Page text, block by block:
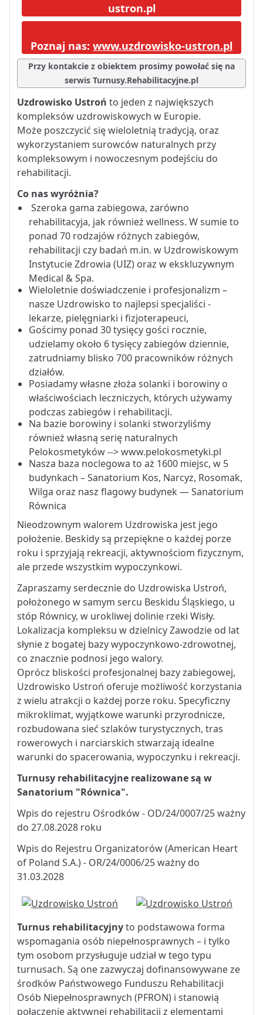
ustron.pl
Poznaj nas: www.uzdrowisko-ustron.pl
Przy kontakcie z obiektem prosimy powołać się na
serwis Turnusy.Rehabilitacyjne.pl
Uzdrowisko Ustroń to jeden z największych
kompleksów uzdrowiskowych w Europie.
Może poszczycić się wieloletnią tradycją, oraz
wykorzystaniem surowców naturalnych przy
kompleksowym i nowoczesnym podejściu do
rehabilitacji.
Co nas wyróżnia?
Szeroka gama zabiegowa, zarówno
rehabilitacyja, jak również wellness. W sumie to
ponad 70 rodzajów różnych zabiegów,
rehabilitacji czy badań m.in. w Uzdrowiskowym
Instytucie Zdrowia (UIZ) oraz w ekskluzywnym
Medical & Spa.
Wieloletnie doświadczenie i profesjonalizm –
nasze Uzdrowisko to najlepsi specjaliści -
lekarze, pielęgniarki i fizjoterapeuci,
Gościmy ponad 30 tysięcy gości rocznie,
udzielamy około 6 tysięcy zabiegów dziennie,
zatrudniamy blisko 700 pracowników różnych
działów.
Posiadamy własne złoża solanki i borowiny o
właściwościach leczniczych, których używamy
podczas zabiegów i rehabilitacji.
Na bazie borowiny i solanki stworzyliśmy
również własną serię naturalnych
Pelokosmetyków --> www.pelokosmetyki.pl
Nasza baza noclegowa to aż 1600 miejsc, w 5
budynkach – Sanatorium Kos, Narcyz, Rosomak,
Wilga oraz nasz flagowy budynek — Sanatorium
Równica
Nieodzownym walorem Uzdrowiska jest jego
położenie. Beskidy są przepiękne o każdej porze
roku i sprzyjają rekreacji, aktywnościom fizycznym,
ale przede wszystkim wypoczynkowi.
Zapraszamy serdecznie do Uzdrowiska Ustroń,
położonego w samym sercu Beskidu Śląskiego, u
stóp Równicy, w urokliwej dolinie rzeki Wisły.
Lokalizacja kompleksu w dzielnicy Zawodzie od lat
słynie z bogatej bazy wypoczynkowo-zdrowotnej,
co znacznie podnosi jego walory.
Oprócz bliskości profesjonalnej bazy zabiegowej,
Uzdrowisko Ustroń oferuje możliwość korzystania
z wielu atrakcji o każdej porze roku. Specyficzny
mikroklimat, wyjątkowe warunki przyrodnicze,
rozbudowana sieć szlaków turystycznych, tras
rowerowych i narciarskich stwarzają idealne
warunki do spacerowania, wypoczynku i rekreacji.
Turnusy rehabilitacyjne realizowane są w
Sanatorium "Równica".
Wpis do rejestru Ośrodków - OD/24/0007/25 ważny
do 27.08.2028 roku
Wpis do Rejestru Organizatorów (American Heart
of Poland S.A.) - OR/24/0006/25 ważny do
31.03.2028
Turnus rehabilitacyjnyto podstawowa forma
wspomagania osób niepełnosprawnych – i tylko
tym osobom przysługuje udział w tego typu
turnusach. Są one zazwyczaj dofinansowywane ze
środków Państwowego Funduszu Rehabilitacji
Osób Niepełnosprawnych (PFRON) i stanowią
połączenie aktywnej rehabilitacji z elementami